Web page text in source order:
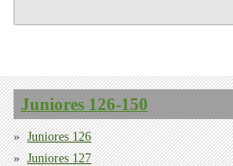
Juniores 126-150
Juniores 126
Juniores 127